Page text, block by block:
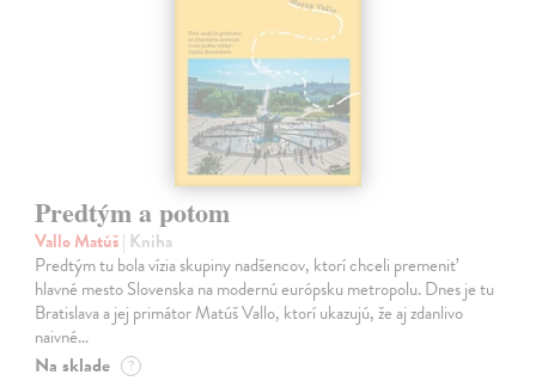
Predtým a potom
Vallo Matúš| Kniha
Predtým tu bola vízia skupiny nadšencov, ktorí chceli premeniť
hlavné mesto Slovenska na modernú európsku metropolu. Dnes je tu
Bratislava a jej primátor Matúš Vallo, ktorí ukazujú, že aj zdanlivo
naivné…
Na sklade ?